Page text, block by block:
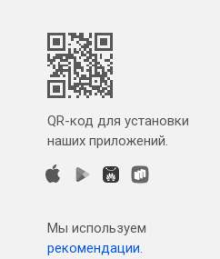
QR-код для установки
наших приложений.
Мы используем
рекомендации.